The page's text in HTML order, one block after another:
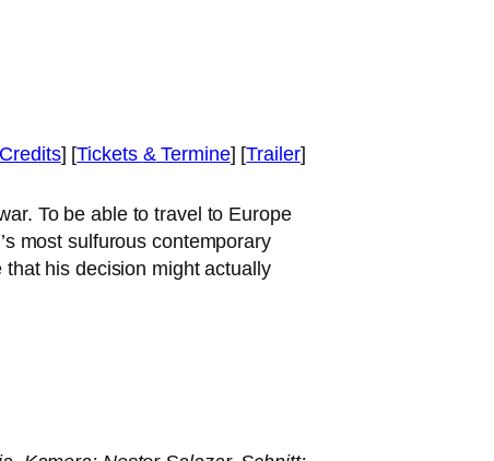
Credits] [Tickets &Termine] [Trailer]
To be able to tra­vel to Europe
most sul­fu­rous con­tem­po­ra­ry
his decis­i­on might actual­ly